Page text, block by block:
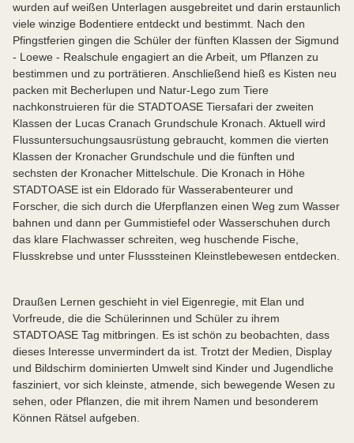
wurden auf weißen Unterlagen ausgebreitet und darin erstaunlich
viele winzige Bodentiere entdeckt und bestimmt. Nach den
Pfingstferien gingen die Schüler der fünften Klassen der Sigmund
- Loewe - Realschule engagiert an die Arbeit, um Pflanzen zu
bestimmen und zu porträtieren. Anschließend hieß es Kisten neu
packen mit Becherlupen und Natur-Lego zum Tiere
nachkonstruieren für die STADTOASE Tiersafari der zweiten
Klassen der Lucas Cranach Grundschule Kronach. Aktuell wird
Flussuntersuchungsausrüstung gebraucht, kommen die vierten
Klassen der Kronacher Grundschule und die fünften und
sechsten der Kronacher Mittelschule. Die Kronach in Höhe
STADTOASE ist ein Eldorado für Wasserabenteurer und
Forscher, die sich durch die Uferpflanzen einen Weg zum Wasser
bahnen und dann per Gummistiefel oder Wasserschuhen durch
das klare Flachwasser schreiten, weg huschende Fische,
Flusskrebse und unter Flusssteinen Kleinstlebewesen entdecken.
Draußen Lernen geschieht in viel Eigenregie, mit Elan und
Vorfreude, die die Schülerinnen und Schüler zu ihrem
STADTOASE Tag mitbringen. Es ist schön zu beobachten, dass
dieses Interesse unvermindert da ist. Trotzt der Medien, Display
und Bildschirm dominierten Umwelt sind Kinder und Jugendliche
fasziniert, vor sich kleinste, atmende, sich bewegende Wesen zu
sehen, oder Pflanzen, die mit ihrem Namen und besonderem
Können Rätsel aufgeben.